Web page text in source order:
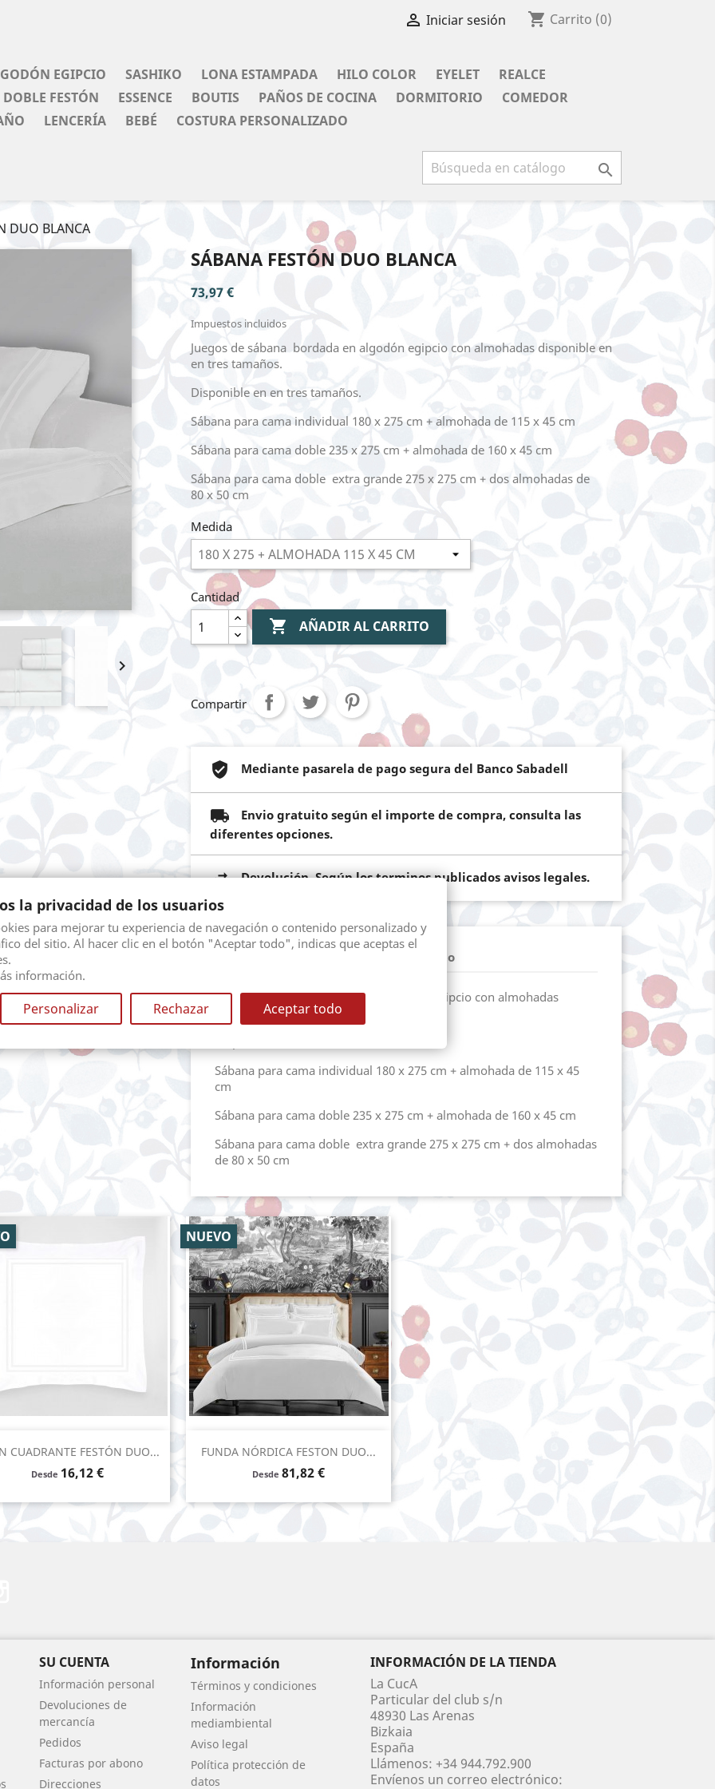
 Iniciar sesión shopping_cart Carrito (0)
EGIPCIO SASHIKO LONA ESTAMPADA HILO COLOR EYELET
REALCE
DOBLE FESTÓN
ESSENCE BOUTIS PAÑOS DE COCINA DORMITORIO
COMEDOR
LENCERÍA BEBÉ COSTURA PERSONALIZADO

DUO BLANCA

SÁBANA FESTÓN DUO BLANCA
73,97 €
Impuestos incluidos
Juegos de sábana bordada en algodón egipcio con almohadas disponible en
en tres tamaños.
Disponible en en tres tamaños.
Sábana para cama individual 180 x 275 cm + almohada de 115 x 45 cm
Sábana para cama doble 235 x 275 cm + almohada de 160 x 45 cm
Sábana para cama doble extra grande 275 x 275 cm + dos almohadas de
80 x 50 cm
Medida
Cantidad
 AÑADIR AL CARRITO
Compartir
Mediante pasarela de pago segura del Banco Sabadell
Envio gratuito según el importe de compra, consulta las
diferentes opciones.
Devolución. Según los terminos publicados avisos legales.
Descripción Detalles del producto
Juegos de sábana bordada en algodón egipcio con almohadas
disponible en en tres tamaños.
Sábana para cama individual 180 x 275 cm + almohada de 115 x 45
cm
Sábana para cama doble 235 x 275 cm + almohada de 160 x 45 cm
Sábana para cama doble extra grande 275 x 275 cm + dos almohadas
de 80 x 50 cm
CUADRANTE FESTÓN DUO...
Desde Precio
16,12 €
Vista rápida FUNDA NÓRDICA FESTON DUO...
Desde Precio
81,82 €
NUEVO
Vista rápida
SU CUENTA
Información personal
Devoluciones de
mercancía
Pedidos
Facturas por abono
Direcciones
Información
Términos y condiciones
Información
mediambiental
Aviso legal
Política protección de
datos
INFORMACIÓN DE LA TIENDA
La CucA
Particular del club s/n
48930 Las Arenas
Bizkaia
España
Llámenos: +34 944.792.900
Envíenos un correo electrónico:
la privacidad de los usuarios
para mejorar tu experiencia de navegación o contenido personalizado y
del sitio. Al hacer clic en el botón "Aceptar todo", indicas que aceptas el
información.
Personalizar Rechazar Aceptar todo